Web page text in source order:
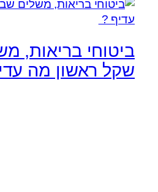
ביטוחי בריאות,
שקל ראשון מה